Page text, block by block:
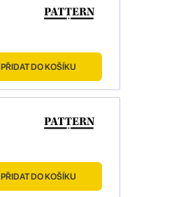
PŘIDAT DO KOŠÍKU
PŘIDAT DO KOŠÍKU